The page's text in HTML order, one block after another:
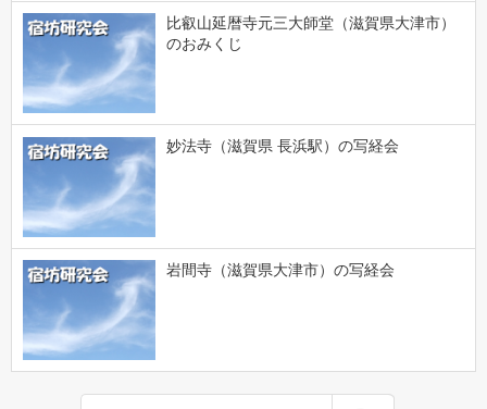
比叡山延暦寺元三大師堂（滋賀県大津市）
のおみくじ
妙法寺（滋賀県 長浜駅）の写経会
岩間寺（滋賀県大津市）の写経会